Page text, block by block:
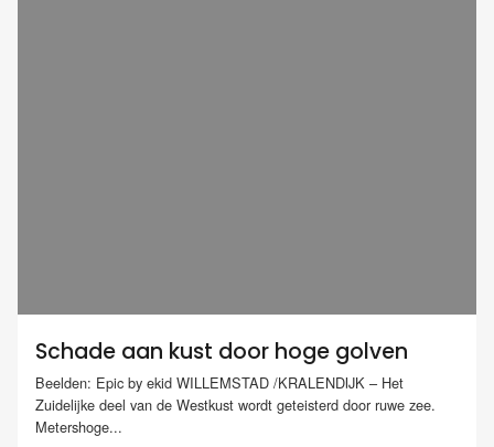
Schade aan kust door hoge golven
Beelden: Epic by ekid WILLEMSTAD /KRALENDIJK – Het
Zuidelijke deel van de Westkust wordt geteisterd door ruwe zee.
Metershoge...